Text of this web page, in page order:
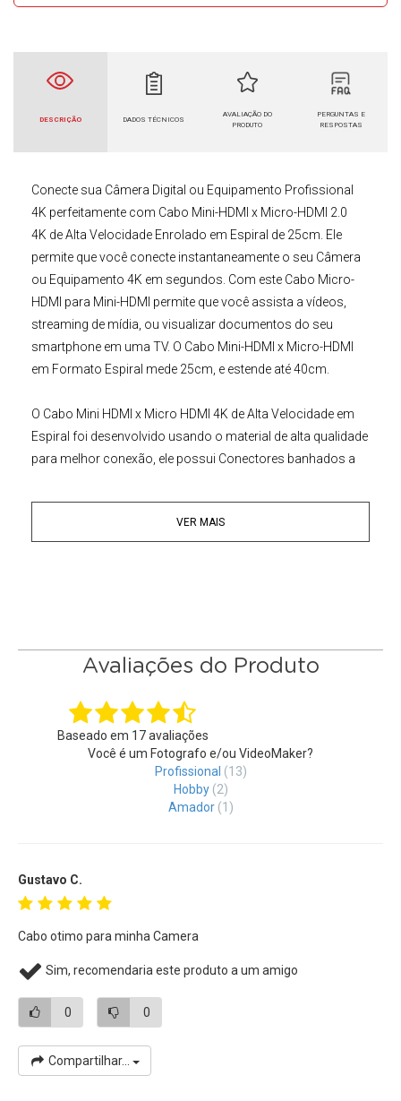
DESCRIÇÃO DADOS TÉCNICOS
AVALIAÇÃO DO
PRODUTO
PERGUNTAS E
RESPOSTAS
Conecte sua Câmera Digital ou Equipamento Profissional
4K perfeitamente com Cabo Mini-HDMI x Micro-HDMI 2.0
4K de Alta Velocidade Enrolado em Espiral de 25cm. Ele
permite que você conecte instantaneamente o seu Câmera
ou Equipamento 4K em segundos. Com este Cabo Micro-
HDMI para Mini-HDMI permite que você assista a vídeos,
streaming de mídia, ou visualizar documentos do seu
smartphone em uma TV. O Cabo Mini-HDMI x Micro-HDMI
em Formato Espiral mede 25cm, e estende até 40cm.
O Cabo Mini HDMI x Micro HDMI 4K de Alta Velocidade em
Espiral foi desenvolvido usando o material de alta qualidade
para melhor conexão, ele possui Conectores banhados a
30/60Hz.
• Suporta 4K Ultra HD e Full HD de 30/60Hz
• Cabo com Fio de 19 Núcleos, Blindagem Dupla, Série 128
VER MAIS
Avaliações do Produto
Baseado em 17avaliações
Você é um Fotografo e/ou VideoMaker?
Profissional (13)
Hobby (2)
Amador (1)
Gustavo C.
Cabo otimo para minha Camera
Sim, recomendaria este produto a um amigo
0 0
Compartilhar...